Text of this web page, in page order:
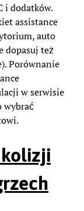
i dodatków.
assistance
auto
dopasuj też
Porównanie
w serwisie
wybrać